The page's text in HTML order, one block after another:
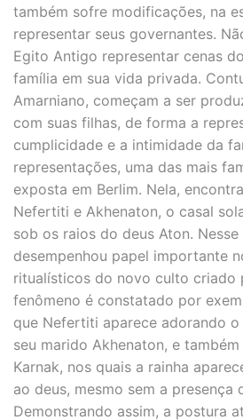
também sofre modificações, na
representar seus governantes.
Egito Antigo representar cenas
família em sua vida privada.
Amarniano, começam a ser
com suas filhas, de forma a
cumplicidade e a intimidade da
representações, uma das mais
exposta em Berlim. Nela,
Nefertiti e Akhenaton, o casal
sob os raios do deus Aton.
desempenhou papel importante
ritualísticos do novo culto criado
fenômeno é constatado por
que Nefertiti aparece adorando
seu marido Akhenaton, e
Karnak, nos quais a rainha
ao deus, mesmo sem a presença
Demonstrando assim, a postura